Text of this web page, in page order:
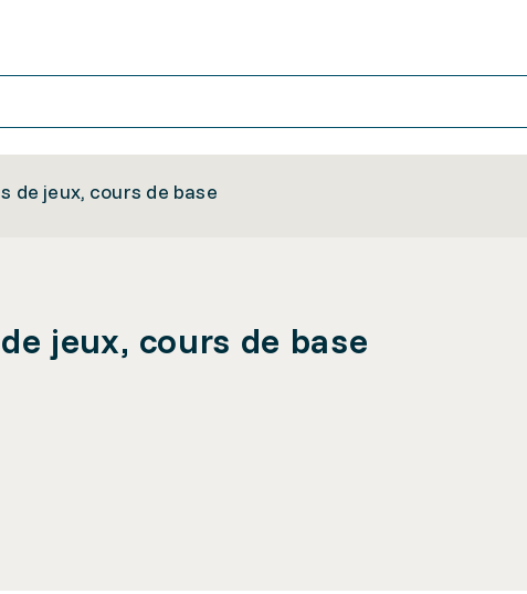
de jeux, cours de base
jeux, cours de base